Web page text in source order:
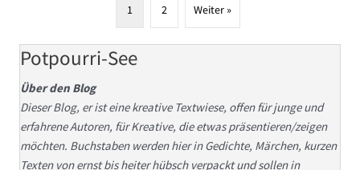
1 2 Weiter »
Potpourri-See
Über den Blog
Dieser Blog, er ist eine kreative Textwiese, offen für junge und
erfahrene Autoren, für Kreative, die etwas präsentieren/zeigen
möchten. Buchstaben werden hier in Gedichte, Märchen, kurzen
Texten von ernst bis heiter hübsch verpackt und sollen in